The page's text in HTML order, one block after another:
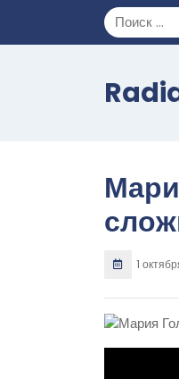
содержимому
1